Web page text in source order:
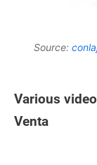
Source:
Various
Venta